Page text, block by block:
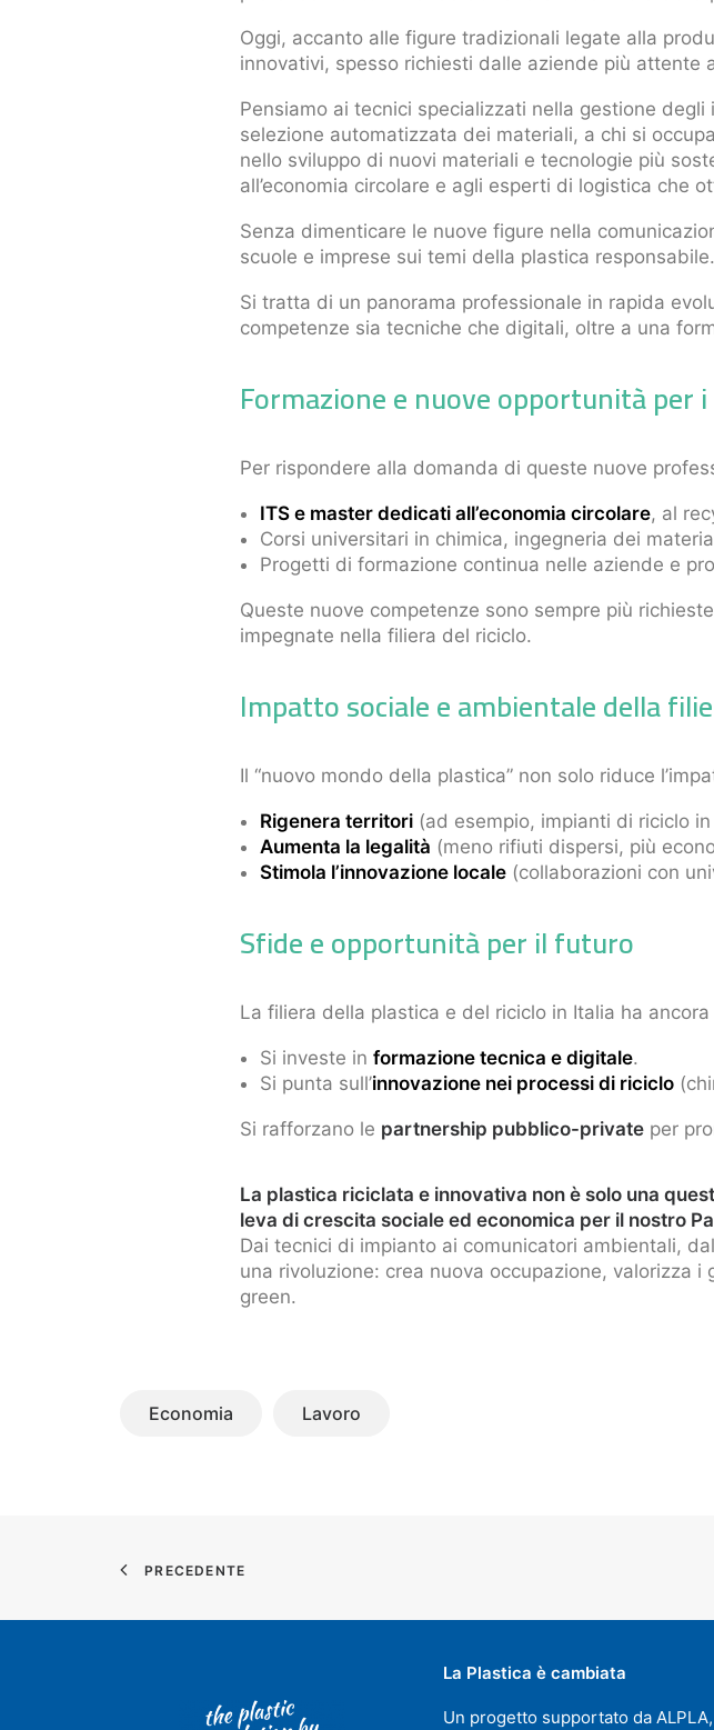
Oggi, accanto alle figure tradizionali legate alla
innovativi, spesso richiesti dalle aziende più attente
Pensiamo ai tecnici specializzati nella gestione
selezione automatizzata dei materiali, a chi si
nello sviluppo di nuovi materiali e tecnologie più
all’economia circolare e agli esperti di logistica che
Senza dimenticare le nuove figure nella
scuole e imprese sui temi della plastica responsabile.
Si tratta di un panorama professionale in rapida
competenze sia tecniche che digitali, oltre a una
Formazione e nuove opportunità per
Per rispondere alla domanda di queste nuove
ITS e master dedicati all’economia circolare, al
Corsi universitari in chimica, ingegneria dei
Progetti di formazione continua nelle aziende e
Queste nuove competenze sono sempre più
impegnate nella filiera del riciclo.
Impatto sociale e ambientale della
Il “nuovo mondo della plastica” non solo riduce
Rigenera territori (ad esempio, impianti di riciclo
Aumenta la legalità (meno rifiuti dispersi, più
Stimola l’innovazione locale (collaborazioni con
Sfide e opportunità per il futuro
La filiera della plastica e del riciclo in Italia ha
Si investe in formazione tecnica e digitale.
Si punta sull’innovazione nei processi di riciclo
Si rafforzano le partnership pubblico-private per
La plastica riciclata e innovativa non è solo una
leva di crescita sociale ed economica per il nostro
Dai tecnici di impianto ai comunicatori ambientali,
una rivoluzione: crea nuova occupazione, valorizza
green.
Economia Lavoro
PRECEDENTE
La Plastica è cambiata
Un progetto supportato da ALPLA,